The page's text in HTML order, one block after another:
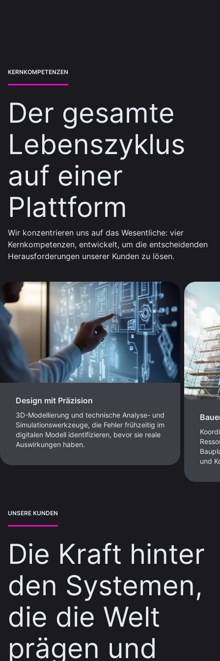
KERNKOMPETENZEN
Der gesamte
Lebenszyklus
auf einer
Plattform
Wir konzentrieren uns auf das Wesentliche: vier
Kernkompetenzen, entwickelt, um die entscheidenden
Herausforderungen unserer Kunden zu lösen.
Design mit Präzision
3D-Modellierung und technische Analyse- und
Simulationswerkzeuge, die Fehler frühzeitig im
digitalen Modell identifizieren, bevor sie reale
Auswirkungen haben.
und
UNSERE KUNDEN
Die Kraft hinter
den Systemen,
die die Welt
prägen und